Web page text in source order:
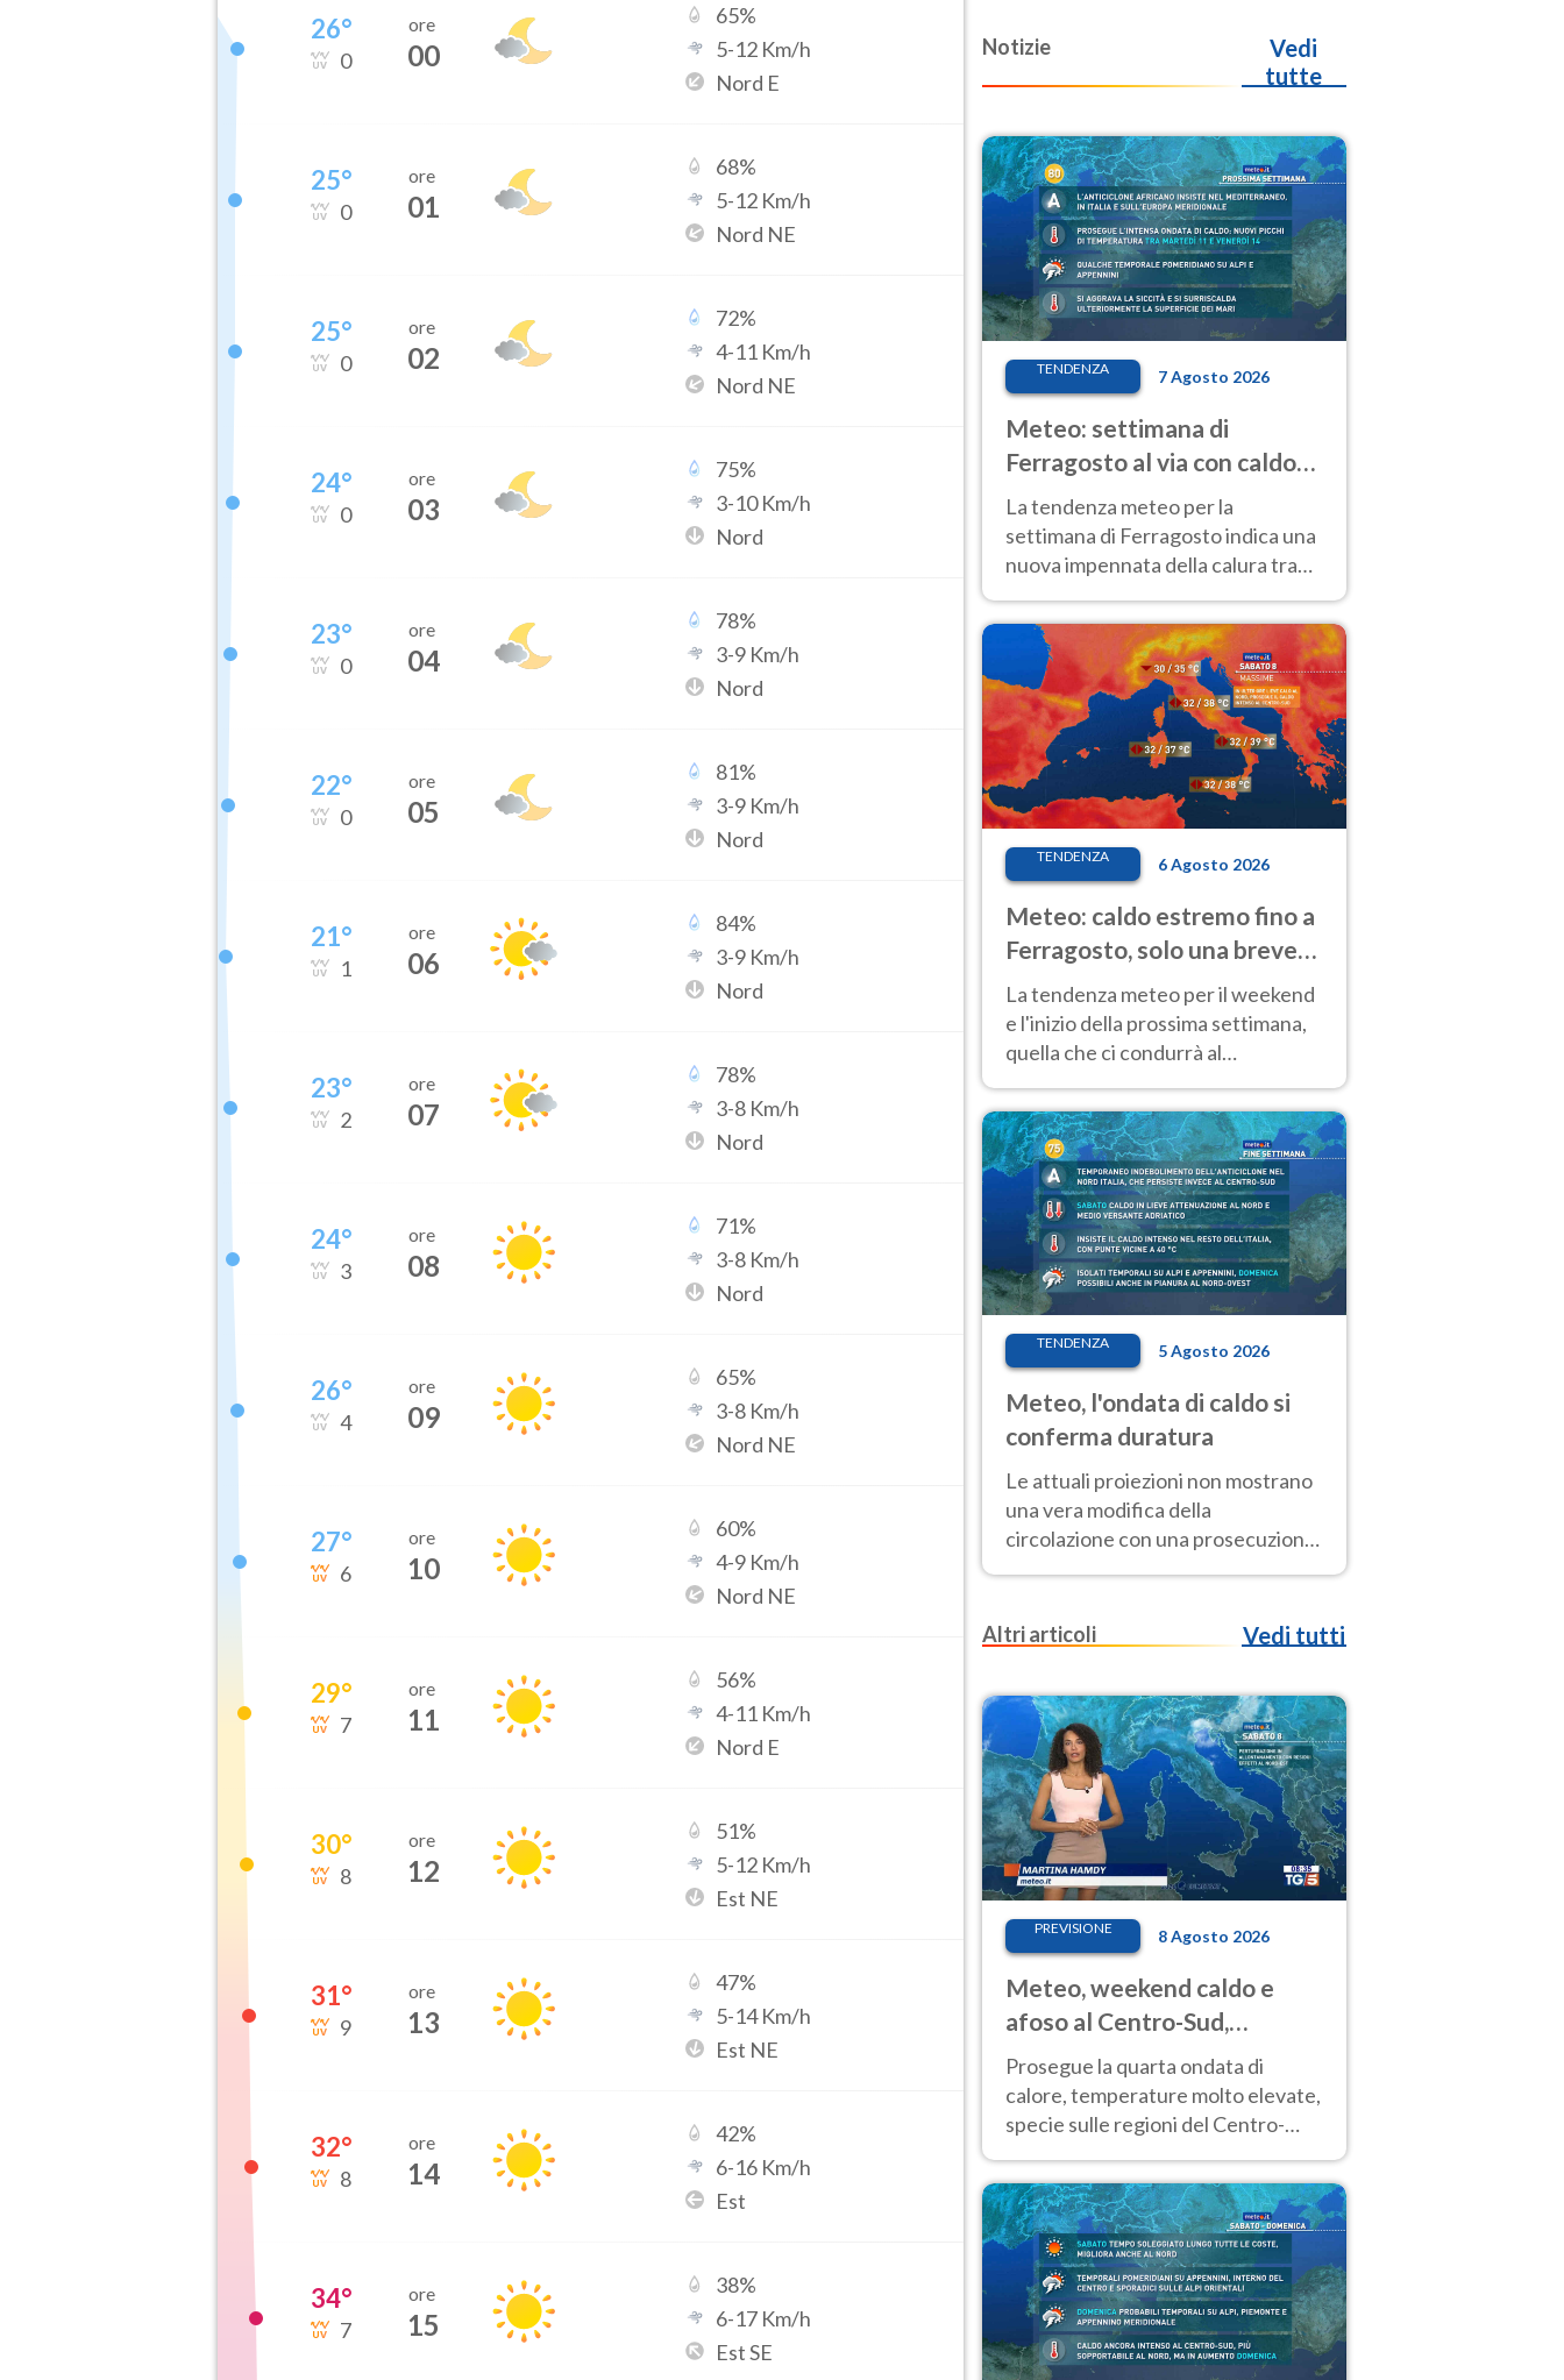
26°
0
ore
00
65%
5-12 Km/h
Nord E
25°
0
ore
01
68%
5-12 Km/h
Nord NE
25°
0
ore
02
72%
4-11 Km/h
Nord NE
24°
0
ore
03
75%
3-10Km/h
Nord
23°
0
ore
04
78%
3-9 Km/h
Nord
22°
0
ore
05
81%
3-9 Km/h
Nord
21°
1
ore
06
84%
3-9 Km/h
Nord
23°
2
ore
07
78%
3-8 Km/h
Nord
24°
3
ore
08
71%
3-8 Km/h
Nord
26°
4
ore
09
65%
3-8 Km/h
Nord NE
27°
6
ore
10
60%
4-9 Km/h
Nord NE
29°
7
ore
11
56%
4-11 Km/h
Nord E
30°
8
ore
12
51%
5-12 Km/h
Est NE
31°
9
ore
13
47%
5-14Km/h
Est NE
32°
8
ore
14
42%
6-16 Km/h
Est
34°
7
ore
15
38%
6-17 Km/h
Est SE
Notizie
Vedi
tutte
TENDENZA 7 Agosto 2026
Meteo: settimana di
Ferragosto al via con caldo
intenso e qualche temporale
La tendenza meteo per la
settimana di Ferragosto indica una
nuova impennata della calura tra
anche al Nord.
TENDENZA 6 Agosto 2026
Meteo: caldo estremo fino a
Ferragosto, solo una breve
pausa. Ecco dove
La tendenza meteo per il weekend
e l'inizio della prossima settimana,
quella che ci condurrà al
temperature molto elevate
TENDENZA 5 Agosto 2026
Meteo, l'ondata di caldo si
conferma duratura
Le attuali proiezioni non mostrano
una vera modifica della
circolazione con una prosecuzione
del caldo fuori scala per molti
Ferragosto
Altri articoli Vedi tutti
PREVISIONE 8 Agosto 2026
Meteo, weekend caldo e
afoso al Centro-Sud,
temporali sui rilievi
Prosegue la quarta ondata di
calore, temperature molto elevate,
specie sulle regioni del Centro-
aree montuose